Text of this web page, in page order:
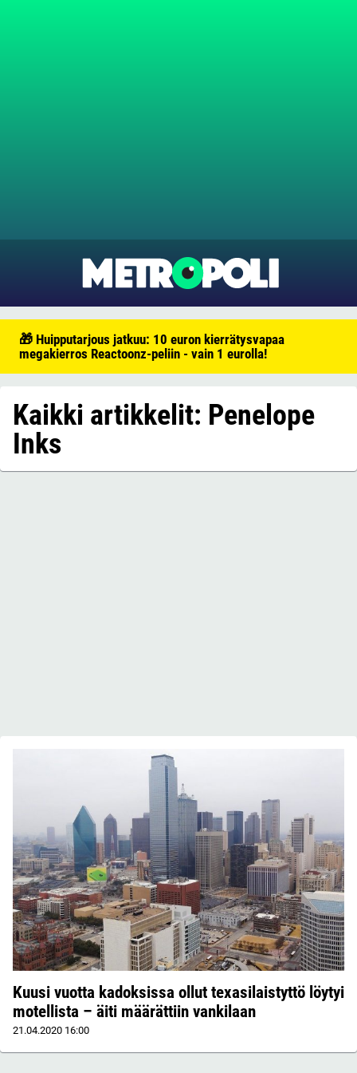
🎁 Huipputarjous jatkuu: 10 euron kierrätysvapaa
megakierros Reactoonz-peliin - vain 1 eurolla!
Kaikki artikkelit: Penelope
Inks
Kuusi vuotta kadoksissa ollut texasilaistyttö löytyi
motellista – äiti määrättiin vankilaan
21.04.2020 16:00